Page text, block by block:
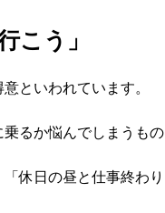
こう」
といわれています。
るか悩んでしまうもの
休日の昼と仕事終わ